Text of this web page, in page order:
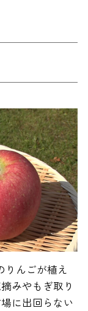
りんごが植え
みやもぎ取り
に出回らない